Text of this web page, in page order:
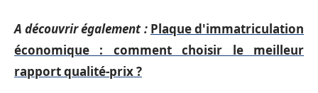
A découvrir également : Plaque d'immatriculation
économique : comment choisir le meilleur
rapport qualité-prix ?